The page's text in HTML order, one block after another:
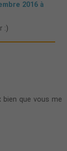
2016 à
:)
bien que vous me